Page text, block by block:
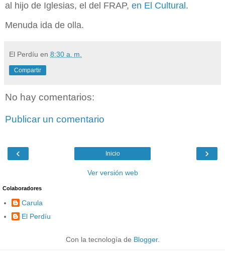
al hijo de Iglesias, el del FRAP, en El Cultural .
Menuda ida de olla.
El Perdíu en 8:30 a. m.
Compartir
No hay comentarios:
Publicar un comentario
‹ ›
Inicio
Ver versión web
Colaboradores
Carula
El Perdíu
Con la tecnología de Blogger.